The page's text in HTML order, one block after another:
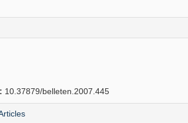
10.37879/belleten.2007.445